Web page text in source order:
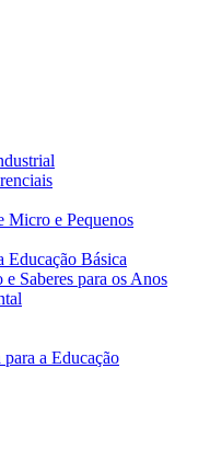
Micro e Pequenos
Educação Básica
Saberes para os Anos
a Educação